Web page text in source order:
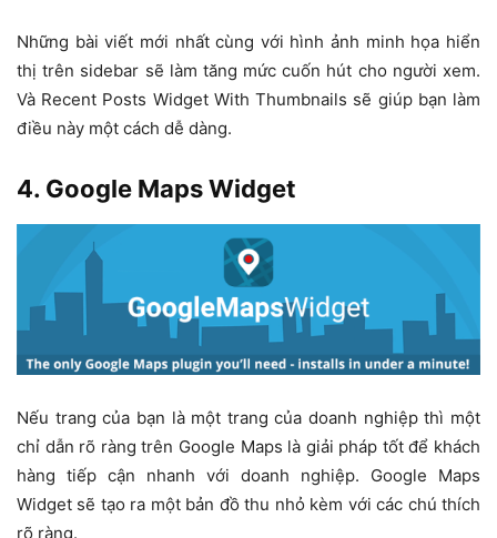
Những bài viết mới nhất cùng với hình ảnh minh họa hiển
thị trên sidebar sẽ làm tăng mức cuốn hút cho người xem.
Và Recent Posts Widget With Thumbnails sẽ giúp bạn làm
điều này một cách dễ dàng.
4. Google Maps Widget
Nếu trang của bạn là một trang của doanh nghiệp thì một
chỉ dẫn rõ ràng trên Google Maps là giải pháp tốt để khách
hàng tiếp cận nhanh với doanh nghiệp. Google Maps
Widget sẽ tạo ra một bản đồ thu nhỏ kèm với các chú thích
rõ ràng.